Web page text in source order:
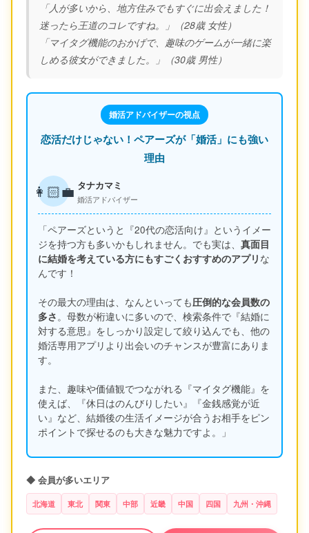
「人が多いから、地方住みでもすぐに出会えました！
迷ったら王道のコレですね。」（28歳 女性）
「マイタグ機能のおかげで、趣味のゲームが一緒に楽
しめる彼女ができました。」（30歳 男性）
婚活アドバイザーの視点
恋活だけじゃない！ペアーズが「婚活」にも強い
理由
👩🏻‍💼 タナカマミ
婚活アドバイザー
「ペアーズというと『20代の恋活向け』というイメー
ジを持つ方も多いかもしれません。でも実は、 真面目
に結婚を考えている方にもすごくおすすめのアプリ な
んです！
その最大の理由は、なんといっても圧倒的な会員数の
多さ。母数が桁違いに多いので、検索条件で『結婚に
対する意思』をしっかり設定して絞り込んでも、他の
婚活専用アプリより出会いのチャンスが豊富にありま
す。
また、趣味や価値観でつながれる『マイタグ機能』を
使えば、『休日はのんびりしたい』『金銭感覚が近
い』など、結婚後の生活イメージが合うお相手をピン
ポイントで探せるのも大きな魅力ですよ。」
◆ 会員が多いエリア
北海道 東北 関東 中部 近畿 中国 四国 九州・沖縄